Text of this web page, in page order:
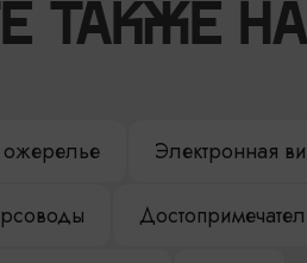
ТАКЖЕ
Электронная